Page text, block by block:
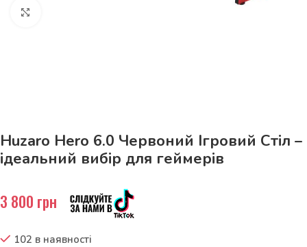
Huzaro Hero 6.0 Червоний Ігровий Стіл –
ідеальний вибір для геймерів
3 800 грн
102 в наявності